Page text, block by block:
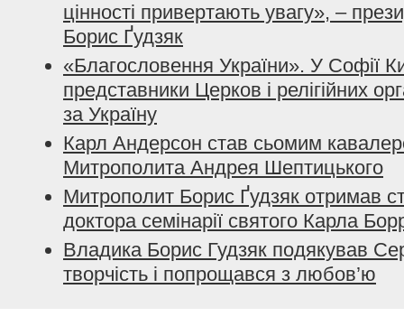
цінності привертають увагу», –
Борис Ґудзяк
«Благословення України». У Софії
представники Церков і релігійних
за Україну
Карл Андерсон став сьомим
Митрополита Андрея Шептицького
Митрополит Борис Ґудзяк отримав
доктора семінарії святого Карла
Владика Борис Гудзяк подякував
творчість і попрощався з любов’ю